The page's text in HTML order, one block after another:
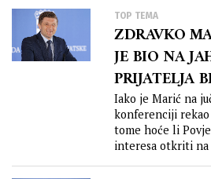
TOP TEMA
ZDRAVKO
JE BIO NA
PRIJATELJA
Iako je Marić na
konferenciji rekao
tome hoće li
interesa otkriti na